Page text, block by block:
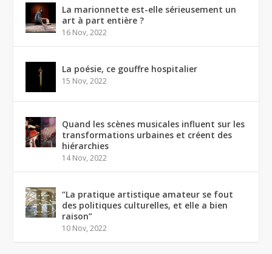
La marionnette est-elle sérieusement un
art à part entière ?
16 Nov, 2022
La poésie, ce gouffre hospitalier
15 Nov, 2022
Quand les scènes musicales influent sur les
transformations urbaines et créent des
hiérarchies
14 Nov, 2022
“La pratique artistique amateur se fout
des politiques culturelles, et elle a bien
raison”
10 Nov, 2022